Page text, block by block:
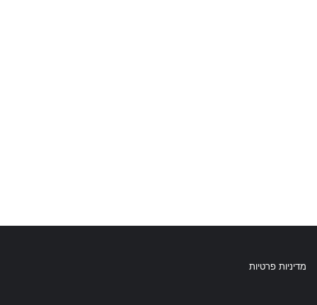
מדיניות פרטיות